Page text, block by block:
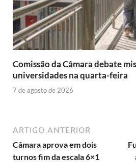
Comissão da Câmara debate
universidades na quarta-feira
7 de agosto de 2026
ARTIGO ANTERIOR
Câmara aprova em dois
turnos fim da escala 6×1